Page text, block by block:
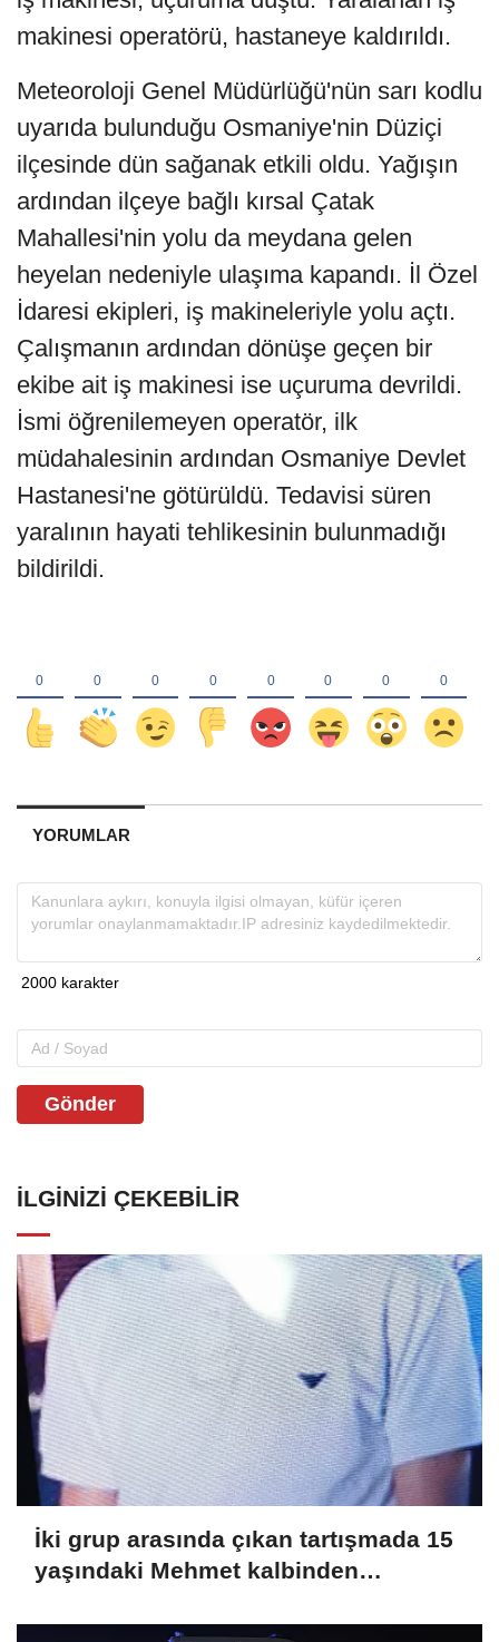
makinesi operatörü, hastaneye kaldırıldı.
Meteoroloji Genel Müdürlüğü'nün sarı kodlu
uyarıda bulunduğu Osmaniye'nin Düziçi
ilçesinde dün sağanak etkili oldu. Yağışın
ardından ilçeye bağlı kırsal Çatak
Mahallesi'nin yolu da meydana gelen
heyelan nedeniyle ulaşıma kapandı. İl Özel
İdaresi ekipleri, iş makineleriyle yolu açtı.
Çalışmanın ardından dönüşe geçen bir
ekibe ait iş makinesi ise uçuruma devrildi.
İsmi öğrenilemeyen operatör, ilk
müdahalesinin ardından Osmaniye Devlet
Hastanesi'ne götürüldü. Tedavisi süren
yaralının hayati tehlikesinin bulunmadığı
bildirildi.
YORUMLAR
Gönder
İLGINIZI ÇEKEBILIR
İki grup arasında çıkan tartışmada 15
yaşındaki Mehmet kalbinden